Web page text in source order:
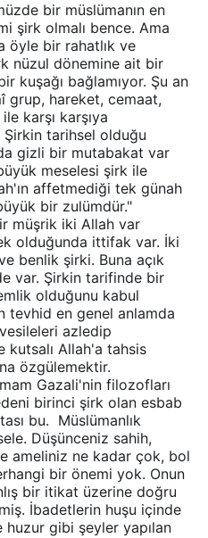
bir müslümanın en
şirk olmalı bence. Ama
öyle bir rahatlık ve
nüzul dönemine ait bir
kuşağı bağlamıyor. Şu an
grup, hareket, cemaat,
karşı karşıya
Şirkin tarihsel olduğu
gizli bir mutabakat var
meselesi şirk ile
affetmediği tek günah
bir zulümdür."
müşrik iki Allah var
olduğunda ittifak var. İki
benlik şirki. Buna açık
var. Şirkin tarifinde bir
olduğunu kabul
tevhid en genel anlamda
vesileleri azledip
Allah'a tahsis
özgülemektir.
Gazali'nin filozofları
birinci şirk olan esbab
bu. Müslümanlık
Düşünceniz sahih,
ameliniz ne kadar çok, bol
bir önemi yok. Onun
bir itikat üzerine doğru
İbadetlerin huşu içinde
huzur gibi şeyler yapılan